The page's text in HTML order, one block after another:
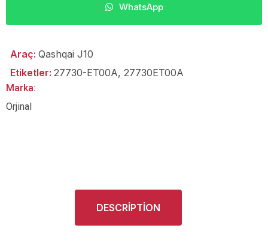
WhatsApp
Araç: Qashqai J10
Etiketler: 27730-ET00A, 27730ET00A
Marka:
Orjinal
DESCRIPTION